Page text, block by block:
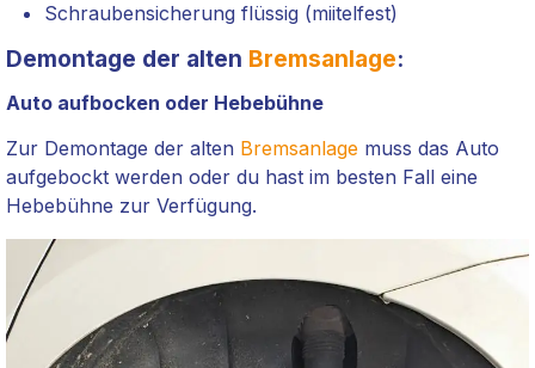
Schraubensicherung flüssig (miitelfest)
Demontage der alten Bremsanlage:
Auto aufbocken oder Hebebühne
Zur Demontage der alten Bremsanlage muss das Auto
aufgebockt werden oder du hast im besten Fall eine
Hebebühne zur Verfügung.